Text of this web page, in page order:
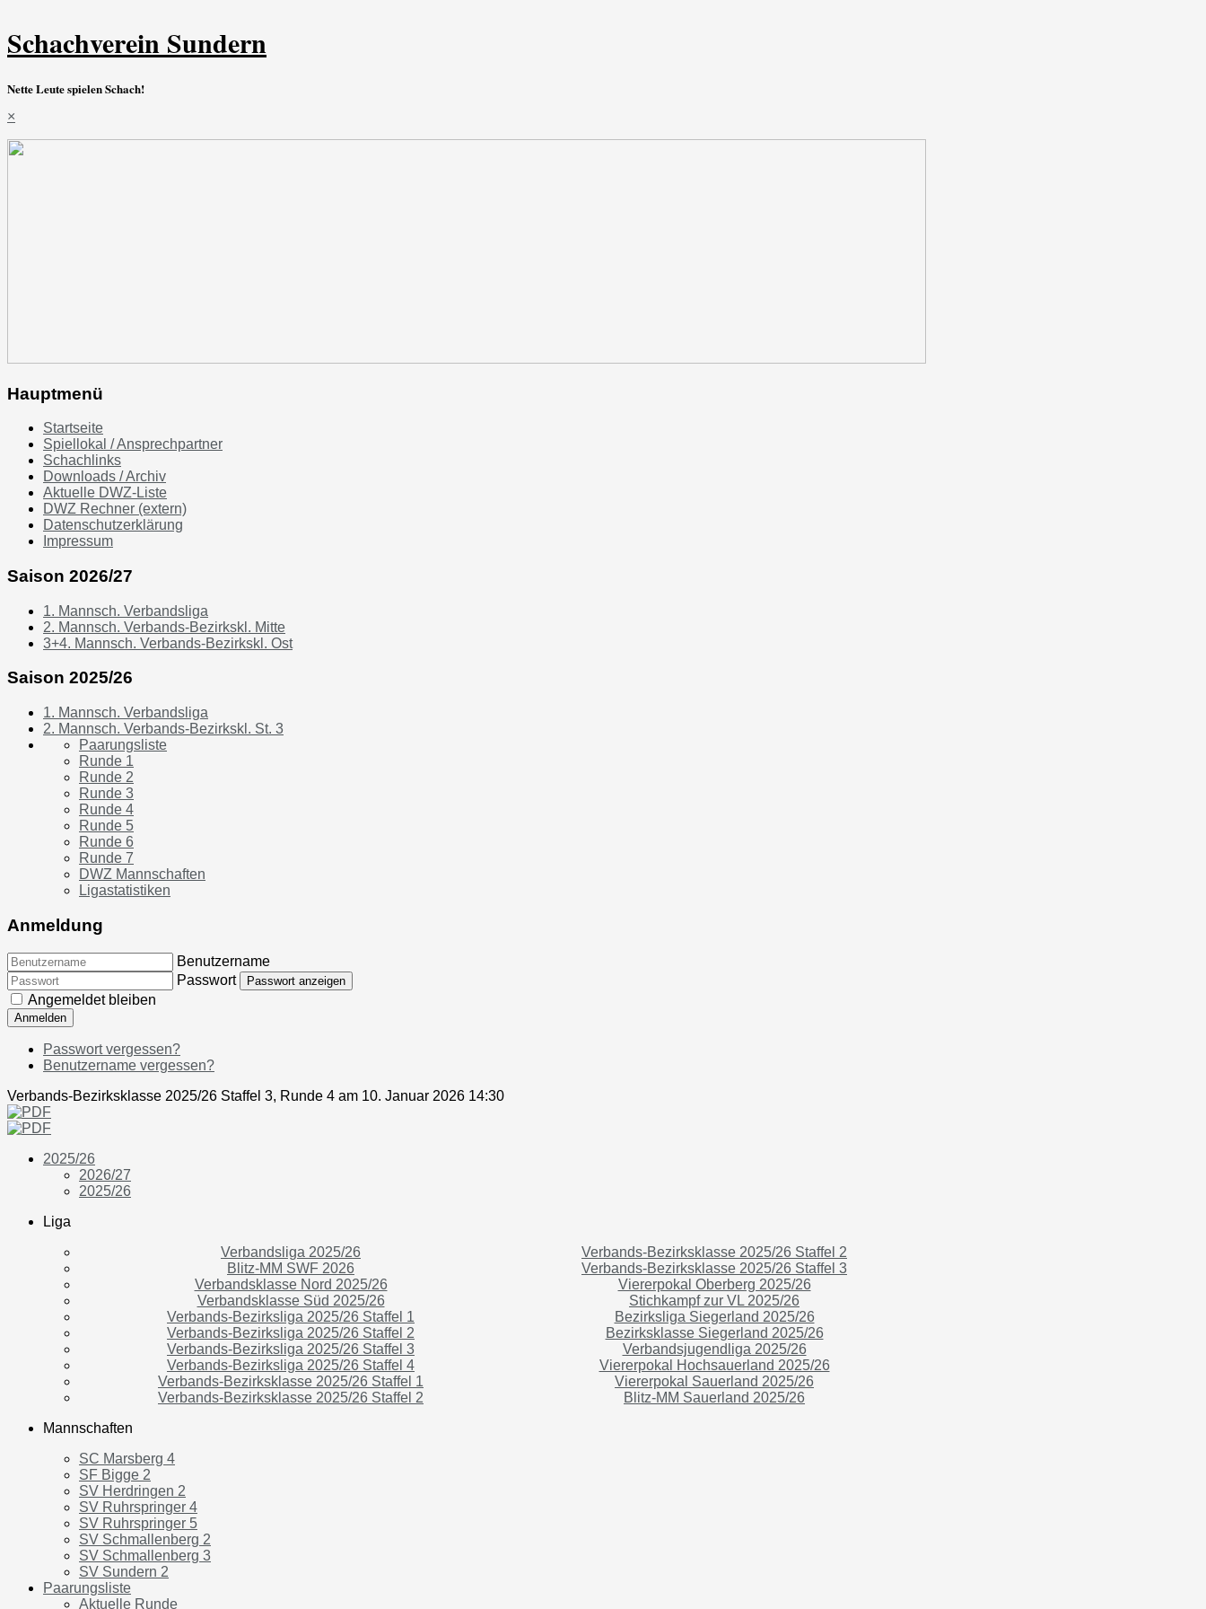
Schachverein Sundern
Nette Leute spielen Schach!
×
Hauptmenü
Startseite
Spiellokal / Ansprechpartner
Schachlinks
Downloads / Archiv
Aktuelle DWZ-Liste
DWZ Rechner (extern)
Datenschutzerklärung
Impressum
Saison 2026/27
1. Mannsch. Verbandsliga
2. Mannsch. Verbands-Bezirkskl. Mitte
3+4. Mannsch. Verbands-Bezirkskl. Ost
Saison 2025/26
1. Mannsch. Verbandsliga
2. Mannsch. Verbands-Bezirkskl. St. 3
Paarungsliste
Runde 1
Runde 2
Runde 3
Runde 4
Runde 5
Runde 6
Runde 7
DWZ Mannschaften
Ligastatistiken
Anmeldung
Benutzername
Passwort
Passwort anzeigen
Angemeldet bleiben
Anmelden
Passwort vergessen?
Benutzername vergessen?
Verbands-Bezirksklasse 2025/26 Staffel 3, Runde 4 am 10. Januar 2026 14:30
2025/26
2026/27
2025/26
Liga
Verbandsliga 2025/26
Verbands-Bezirksklasse 2025/26 Staffel 2
Blitz-MM SWF 2026
Verbands-Bezirksklasse 2025/26 Staffel 3
Verbandsklasse Nord 2025/26
Viererpokal Oberberg 2025/26
Verbandsklasse Süd 2025/26
Stichkampf zur VL 2025/26
Verbands-Bezirksliga 2025/26 Staffel 1
Bezirksliga Siegerland 2025/26
Verbands-Bezirksliga 2025/26 Staffel 2
Bezirksklasse Siegerland 2025/26
Verbands-Bezirksliga 2025/26 Staffel 3
Verbandsjugendliga 2025/26
Verbands-Bezirksliga 2025/26 Staffel 4
Viererpokal Hochsauerland 2025/26
Verbands-Bezirksklasse 2025/26 Staffel 1
Viererpokal Sauerland 2025/26
Verbands-Bezirksklasse 2025/26 Staffel 2
Blitz-MM Sauerland 2025/26
Mannschaften
SC Marsberg 4
SF Bigge 2
SV Herdringen 2
SV Ruhrspringer 4
SV Ruhrspringer 5
SV Schmallenberg 2
SV Schmallenberg 3
SV Sundern 2
Paarungsliste
Aktuelle Runde